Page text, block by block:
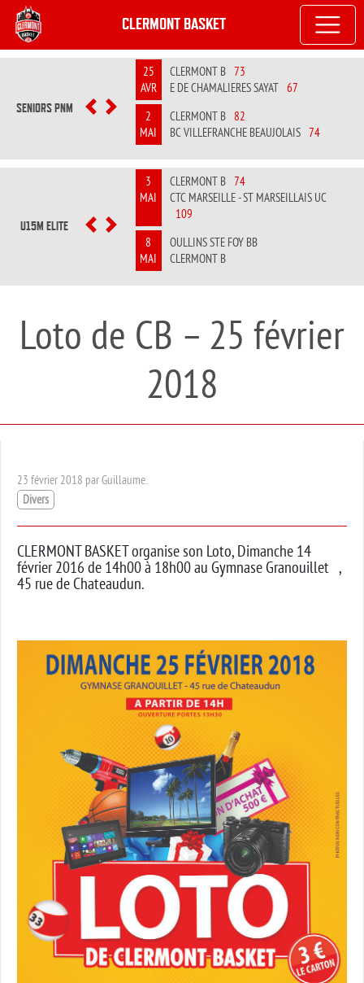
CLERMONT BASKET
SENIORS PNM PREVIOUS
NEXT
25
AVR
CLERMONT B 73
E DE CHAMALIERES SAYAT 67
2
MAI
CLERMONT B 82
BC VILLEFRANCHE BEAUJOLAIS 74
U15M ELITE PREVIOUS
NEXT
3
MAI
CLERMONT B 74
CTC MARSEILLE - ST MARSEILLAIS UC
109
8
MAI
OULLINS STE FOY BB
CLERMONT B
Loto de CB – 25 février
2018
23 février 2018 par Guillaume.
Divers
CLERMONT BASKET organise son Loto, Dimanche 14
février 2016 de 14h00 à 18h00 au Gymnase Granouillet ,
45 rue de Chateaudun.